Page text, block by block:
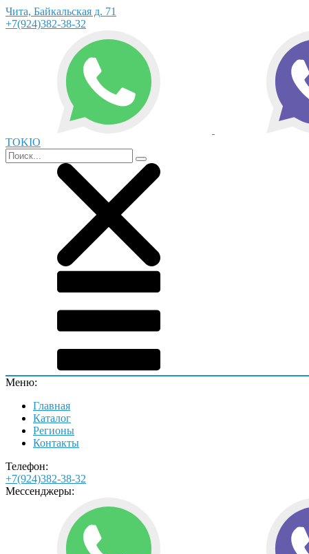
Чита, Байкальская д. 71
+7(924)382-38-32
TOKIO
Меню:
Главная
Каталог
Регионы
Контакты
Телефон:
+7(924)382-38-32
Мессенджеры: